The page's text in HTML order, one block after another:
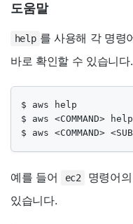
도움말
help 를 사용해 각 명령
바로 확인할 수 있습니다.
$ aws help
$ aws <COMMAND> help
$ aws <COMMAND>
예를 들어 ec2
명령어
있습니다.